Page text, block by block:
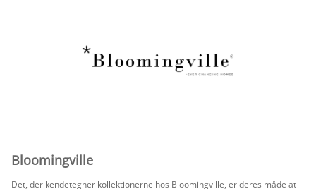
Bloomingville
Det, der kendetegner kollektionerne hos Bloomingville, er deres måde at